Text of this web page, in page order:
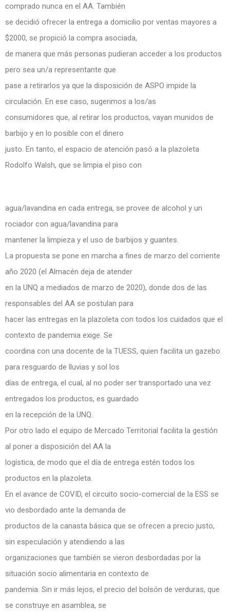
comprado nunca en el AA. También
se decidió ofrecer la entrega a domicilio por ventas mayores a
$2000, se propició la compra asociada,
de manera que más personas pudieran acceder a los productos
pero sea un/a representante que
pase a retirarlos ya que la disposición de ASPO impide la
circulación. En ese caso, sugerimos a los/as
consumidores que, al retirar los productos, vayan munidos de
barbijo y en lo posible con el dinero
justo. En tanto, el espacio de atención pasó a la plazoleta
Rodolfo Walsh, que se limpia el piso con
agua/lavandina en cada entrega, se provee de alcohol y un
rociador con agua/lavandina para
mantener la limpieza y el uso de barbijos y guantes.
La propuesta se pone en marcha a fines de marzo del corriente
año 2020 (el Almacén deja de atender
en la UNQ a mediados de marzo de 2020), donde dos de las
responsables del AA se postulan para
hacer las entregas en la plazoleta con todos los cuidados que el
contexto de pandemia exige. Se
coordina con una docente de la TUESS, quien facilita un gazebo
para resguardo de lluvias y sol los
días de entrega, el cual, al no poder ser transportado una vez
entregados los productos, es guardado
en la recepción de la UNQ.
Por otro lado el equipo de Mercado Territorial facilita la gestión
al poner a disposición del AA la
logística, de modo que el día de entrega estén todos los
productos en la plazoleta.
En el avance de COVID, el circuito socio-comercial de la ESS se
vio desbordado ante la demanda de
productos de la canasta básica que se ofrecen a precio justo,
sin especulación y atendiendo a las
organizaciones que también se vieron desbordadas por la
situación socio alimentaria en contexto de
pandemia. Sin ir más lejos, el precio del bolsón de verduras, que
se construye en asamblea, se